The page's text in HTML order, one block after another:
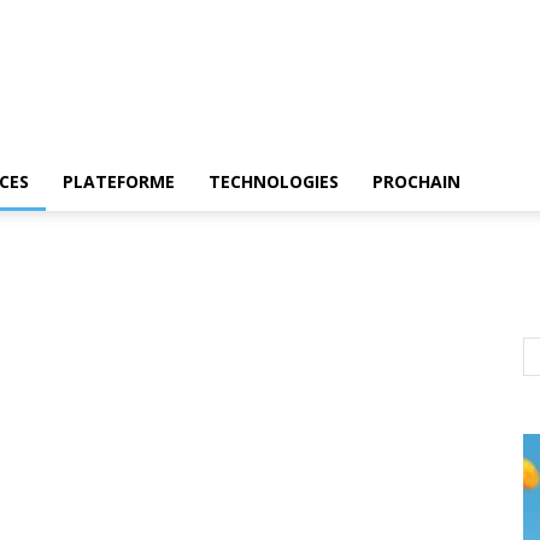
PLATEFORME TECHNOLOGIES PROCHAIN